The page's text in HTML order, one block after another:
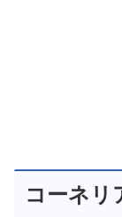
コーネリ